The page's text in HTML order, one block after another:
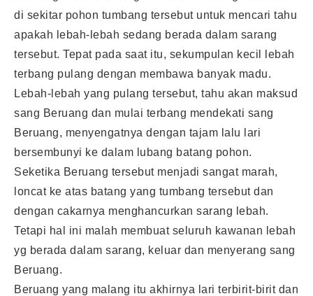
di sekitar pohon tumbang tersebut untuk mencari tahu
apakah lebah-lebah sedang berada dalam sarang
tersebut. Tepat pada saat itu, sekumpulan kecil lebah
terbang pulang dengan membawa banyak madu.
Lebah-lebah yang pulang tersebut, tahu akan maksud
sang Beruang dan mulai terbang mendekati sang
Beruang, menyengatnya dengan tajam lalu lari
bersembunyi ke dalam lubang batang pohon.
Seketika Beruang tersebut menjadi sangat marah,
loncat ke atas batang yang tumbang tersebut dan
dengan cakarnya menghancurkan sarang lebah.
Tetapi hal ini malah membuat seluruh kawanan lebah
yg berada dalam sarang, keluar dan menyerang sang
Beruang.
Beruang yang malang itu akhirnya lari terbirit-birit dan